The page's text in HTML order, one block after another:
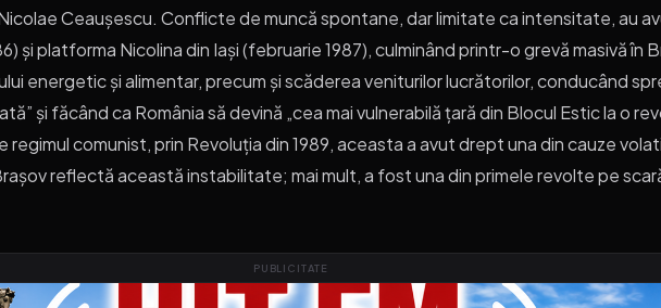
Ceaușescu. Conflicte de muncă spontane, dar limitate ca intensitate, au
și platforma Nicolina din Iași (februarie 1987), culminând printr-o grevă masivă în
energetic și alimentar, precum și scăderea veniturilor lucrătorilor, conducând
și făcând ca România să devină „cea mai vulnerabilă țară din Blocul Estic la o
regimul comunist, prin Revoluția din 1989, aceasta a avut drept una din cauze
reflectă această instabilitate; mai mult, a fost una din primele revolte pe
PUBLICITATE